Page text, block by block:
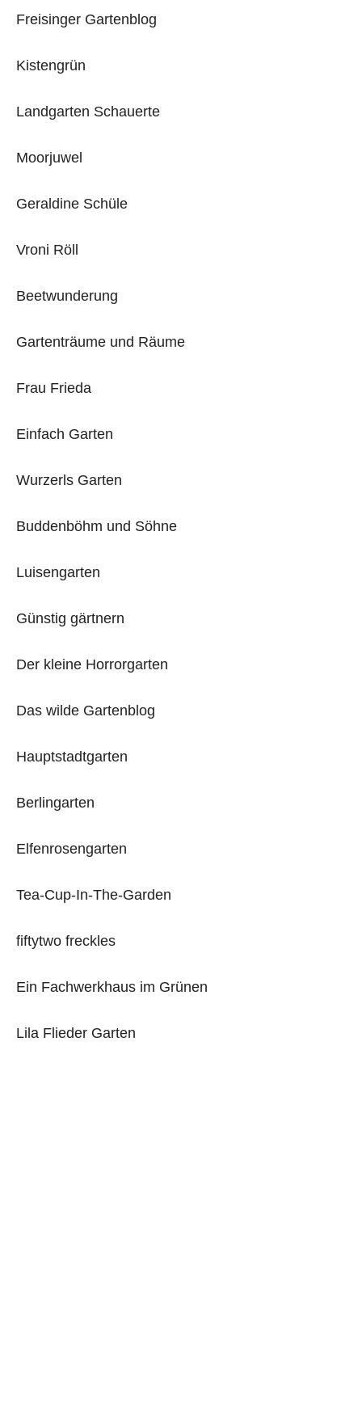
Freisinger Gartenblog
Kistengrün
Landgarten Schauerte
Moorjuwel
Geraldine Schüle
Vroni Röll
Beetwunderung
Gartenträume und Räume
Frau Frieda
Einfach Garten
Wurzerls Garten
Buddenböhm und Söhne
Luisengarten
Günstig gärtnern
Der kleine Horrorgarten
Das wilde Gartenblog
Hauptstadtgarten
Berlingarten
Elfenrosengarten
Tea-Cup-In-The-Garden
fiftytwo freckles
Ein Fachwerkhaus im Grünen
Lila Flieder Garten